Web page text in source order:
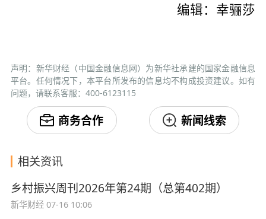
编辑：幸骊莎
声明：新华财经（中国金融信息网）为新华社承建的国家金融信息
平台。任何情况下，本平台所发布的信息均不构成投资建议。如有
问题，请联系客服：400-6123115
商务合作 新闻线索
相关资讯
乡村振兴周刊2026年第24期（总第402期）
新华财经 07-16 10:06